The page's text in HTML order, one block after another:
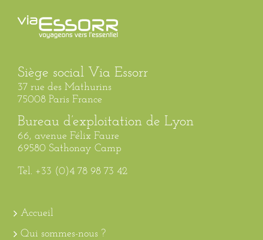
Siège social Via Essorr
37 rue des Mathurins
75008 Paris France
Bureau d’exploitation de Lyon
66, avenue Félix Faure
69580 Sathonay Camp
Tel. +33 (0)4 78 98 73 42
Accueil
Qui sommes-nous ?